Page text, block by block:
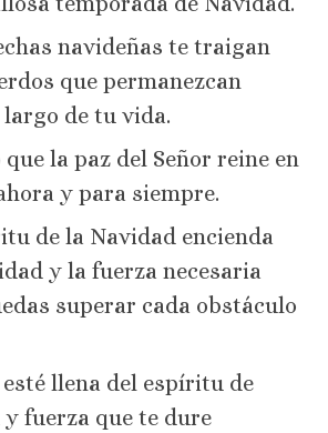
navideñas te traigan
que permanezcan
de tu vida.
que la paz del Señor reine en
y para siempre.
de la Navidad encienda
y la fuerza necesaria
superar cada obstáculo
llena del espíritu de
fuerza que te dure